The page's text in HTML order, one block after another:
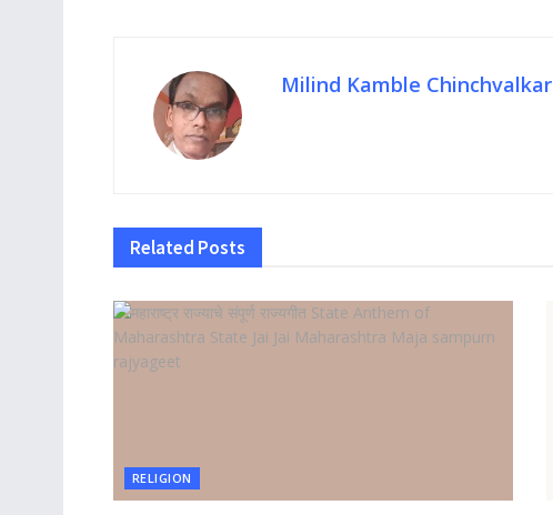
Milind Kamble Chinchvalkar
Related Posts
RELIGION